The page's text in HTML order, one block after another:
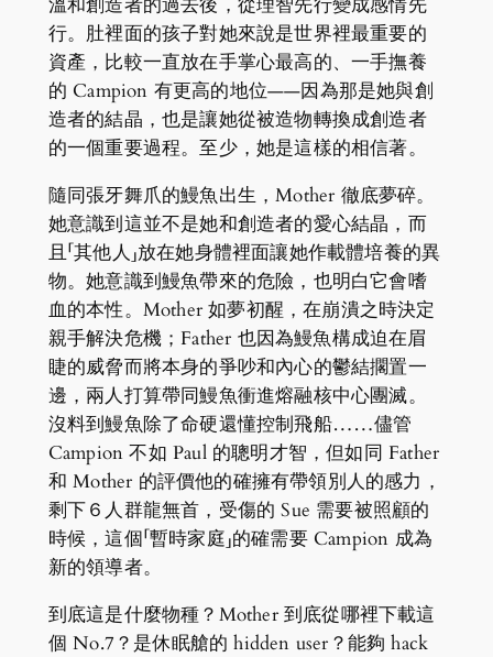
行。肚裡面的孩子對她來說是世界裡最重要的
資產，比較一直放在手掌心最高的、一手撫養
的 Campion 有更高的地位——因為那是她與創
造者的結晶，也是讓她從被造物轉換成創造者
的一個重要過程。至少，她是這樣的相信著。
隨同張牙舞爪的鰻魚出生，Mother 徹底夢碎。
她意識到這並不是她和創造者的愛心結晶，而
且「其他人」放在她身體裡面讓她作載體培養的異
物。她意識到鰻魚帶來的危險，也明白它會嗜
血的本性。Mother 如夢初醒，在崩潰之時決定
親手解決危機；Father 也因為鰻魚構成迫在眉
睫的威脅而將本身的爭吵和內心的鬱結擱置一
邊，兩人打算帶同鰻魚衝進熔融核中心團滅。
沒料到鰻魚除了命硬還懂控制飛船……儘管
Campion 不如 Paul 的聰明才智，但如同 Father
和 Mother 的評價他的確擁有帶領別人的感力，
剩下６人群龍無首，受傷的 Sue 需要被照顧的
時候，這個「暫時家庭」的確需要 Campion 成為
新的領導者。
到底這是什麼物種？Mother 到底從哪裡下載這
個 No.7？是休眠艙的 hidden user？能夠 hack